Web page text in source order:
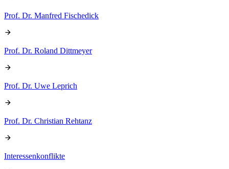
Prof. Dr. Manfred Fischedick
Prof. Dr. Roland Dittmeyer
Prof. Dr. Uwe Leprich
Prof. Dr. Christian Rehtanz
Interessenkonflikte